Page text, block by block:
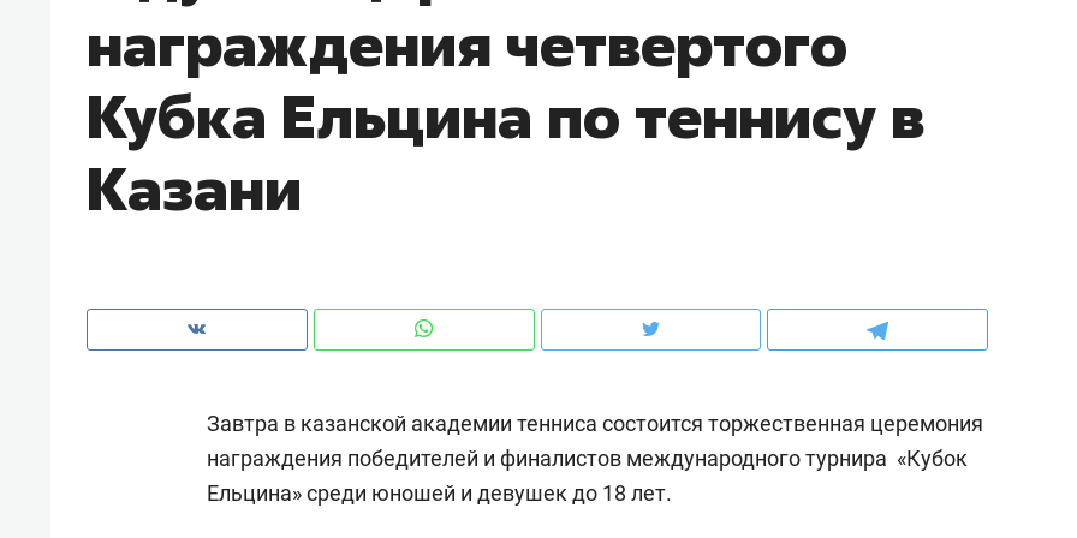
награждения четвертого
Кубка Ельцина по теннису в
Казани
Завтра в казанской академии тенниса состоится торжественная церемония
награждения победителей и финалистов международного турнира «Кубок
Ельцина» среди юношей и девушек до 18 лет.
чем интересен Оман?
клиентах и чудных запросах мастеров
Рекомендуем
Как ГК «МИР ГРУПП» и ВТБ
создают оазис жилого
Рекомендуем
150 камер до квартиры и Face
ID вместо ключа: какой будет
Рекомендуем
Опыт выживания в